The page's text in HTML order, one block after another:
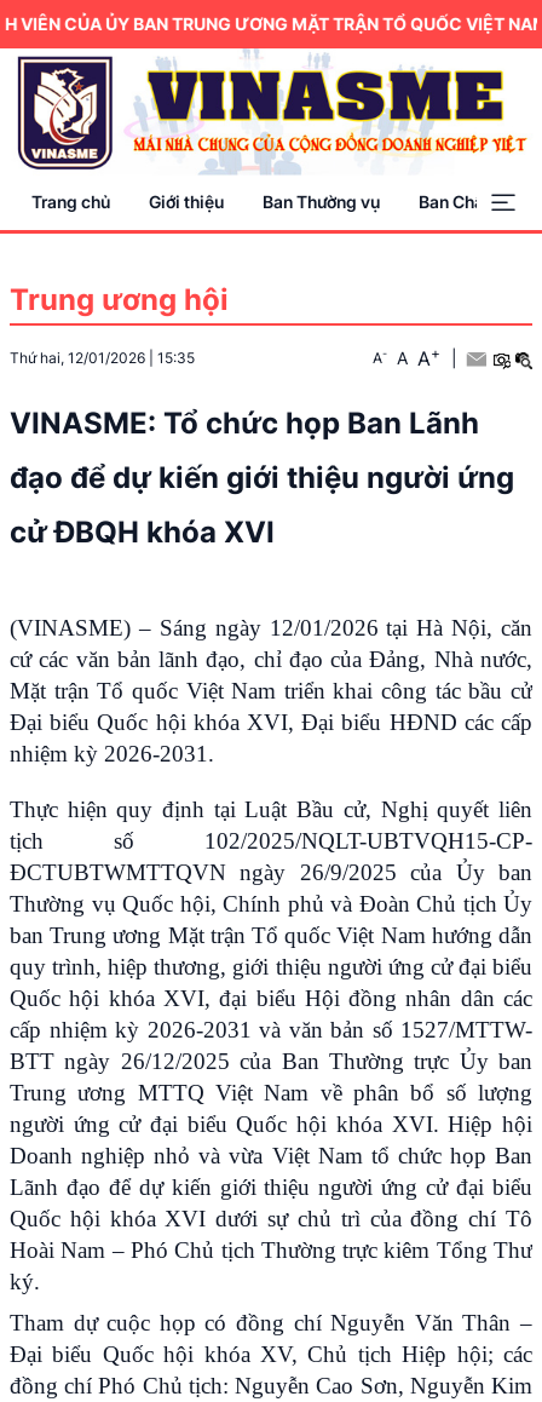
CỦA ỦY BAN TRUNG ƯƠNG MẶT TRẬN TỔ QUỐC VIỆT NAM.
Trang chủ Giới thiệu Ban Thường vụ Ban Chấp hành
Trung ương hội
Thứ hai, 12/01/2026 15:35 A- A A+
VINASME: Tổ chức họp Ban Lãnh
đạo để dự kiến giới thiệu người ứng
cử ĐBQH khóa XVI
(VINASME) – Sáng ngày 12/01/2026 tại Hà Nội, căn
cứ các văn bản lãnh đạo, chỉ đạo của Đảng, Nhà nước,
Mặt trận Tổ quốc Việt Nam triển khai công tác bầu cử
Đại biểu Quốc hội khóa XVI, Đại biểu HĐND các cấp
nhiệm kỳ 2026-2031.
Thực hiện quy định tại Luật Bầu cử, Nghị quyết liên
tịch số 102/2025/NQLT-UBTVQH15-CP-
ĐCTUBTWMTTQVN ngày 26/9/2025 của Ủy ban
Thường vụ Quốc hội, Chính phủ và Đoàn Chủ tịch Ủy
ban Trung ương Mặt trận Tổ quốc Việt Nam hướng dẫn
quy trình, hiệp thương, giới thiệu người ứng cử đại biểu
Quốc hội khóa XVI, đại biểu Hội đồng nhân dân các
cấp nhiệm kỳ 2026-2031 và văn bản số 1527/MTTW-
BTT ngày 26/12/2025 của Ban Thường trực Ủy ban
Trung ương MTTQ Việt Nam về phân bổ số lượng
người ứng cử đại biểu Quốc hội khóa XVI. Hiệp hội
Doanh nghiệp nhỏ và vừa Việt Nam tổ chức họp Ban
Lãnh đạo để dự kiến giới thiệu người ứng cử đại biểu
Quốc hội khóa XVI dưới sự chủ trì của đồng chí Tô
Hoài Nam – Phó Chủ tịch Thường trực kiêm Tổng Thư
ký.
Tham dự cuộc họp có đồng chí Nguyễn Văn Thân –
Đại biểu Quốc hội khóa XV, Chủ tịch Hiệp hội; các
đồng chí Phó Chủ tịch: Nguyễn Cao Sơn, Nguyễn Kim